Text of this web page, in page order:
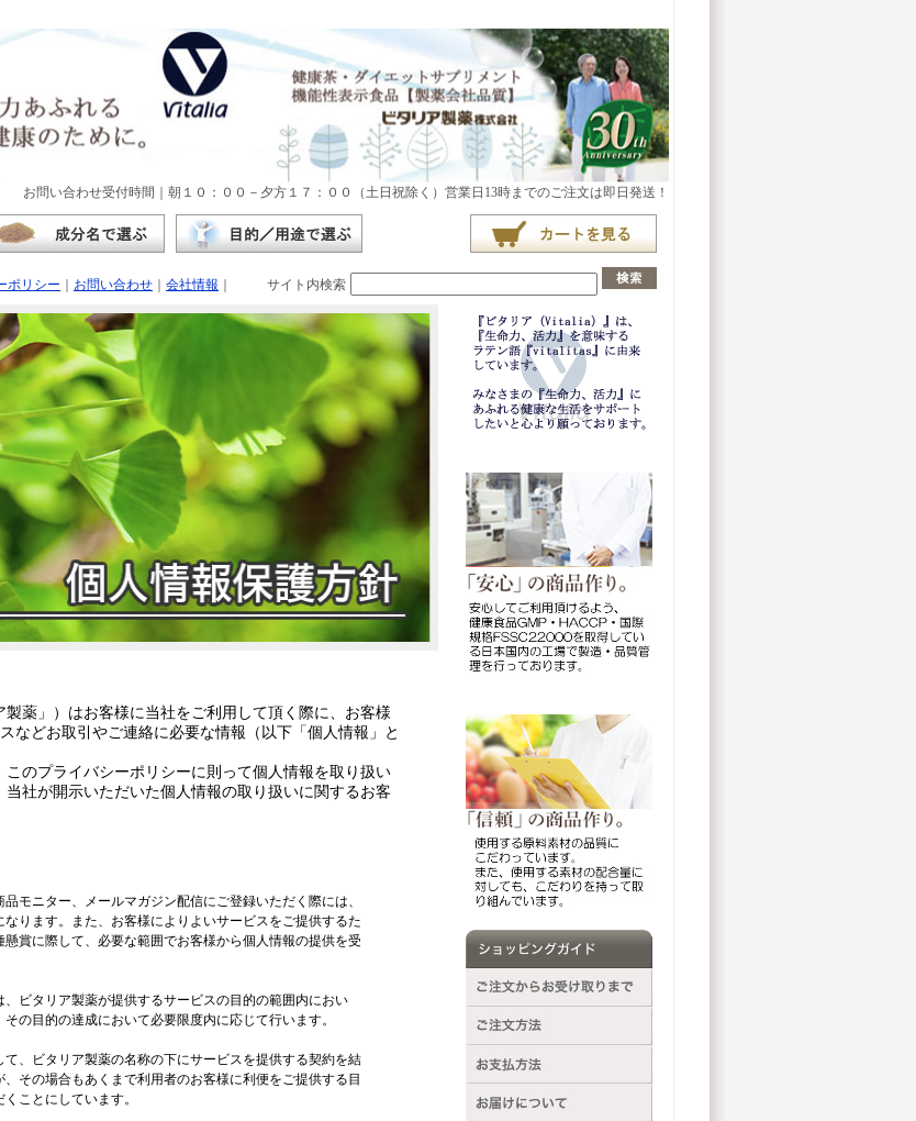
お問い合わせ受付時間｜朝１０：００－夕方１７：００（土日祝除く）営業日13時までのご注文は即日発送！
ポリシー お問い合わせ 会社情報 サイト内検索
薬」）はお客様に当社をご利用して頂く際に、お客様
などお取引やご連絡に必要な情報（以下「個人情報」と
のプライバシーポリシーに則って個人情報を取り扱い
社が開示いただいた個人情報の取り扱いに関するお客
モニター、メールマガジン配信にご登録いただく際には、
ります。また、お客様によりよいサービスをご提供するた
賞に際して、必要な範囲でお客様から個人情報の提供を受
ビタリア製薬が提供するサービスの目的の範囲内におい
の目的の達成において必要限度内に応じて行います。
、ビタリア製薬の名称の下にサービスを提供する契約を結
その場合もあくまで利用者のお客様に利便をご提供する目
ことにしています。